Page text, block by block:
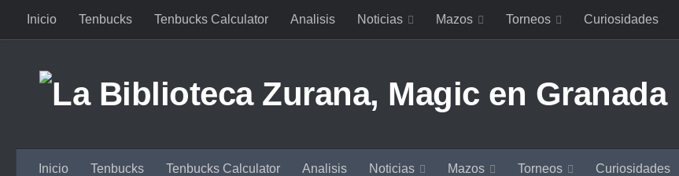
Saltar al contenido
Inicio Tenbucks Tenbucks Calculator Analisis Noticias Mazos Torneos Curiosidades
Inicio Tenbucks Tenbucks Calculator Analisis Noticias Mazos Torneos Curiosidades